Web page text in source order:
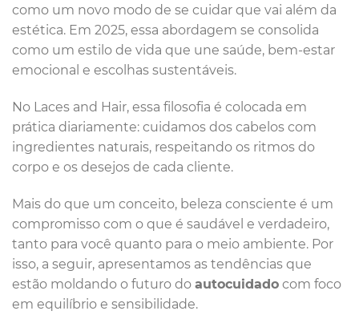
como um novo modo de se cuidar que vai além da
estética. Em 2025, essa abordagem se consolida
como um estilo de vida que une saúde, bem-estar
emocional e escolhas sustentáveis.
No Laces and Hair, essa filosofia é colocada em
prática diariamente: cuidamos dos cabelos com
ingredientes naturais, respeitando os ritmos do
corpo e os desejos de cada cliente.
Mais do que um conceito, beleza consciente é um
compromisso com o que é saudável e verdadeiro,
tanto para você quanto para o meio ambiente. Por
isso, a seguir, apresentamos as tendências que
estão moldando o futuro do autocuidado com foco
em equilíbrio e sensibilidade.